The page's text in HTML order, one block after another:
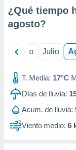
de
1199
¿Qué tiempo
agosto?
Junio Julio
T. Media: 17°C
Días de lluvia:
Acum. de lluvia:
Viento medio: 6